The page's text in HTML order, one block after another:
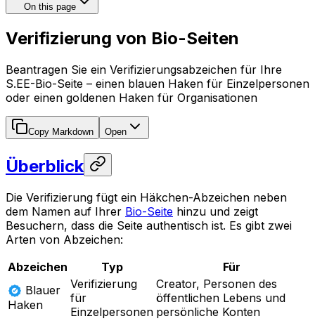
On this page
Verifizierung von Bio-Seiten
Beantragen Sie ein Verifizierungsabzeichen für Ihre
S.EE-Bio-Seite – einen blauen Haken für Einzelpersonen
oder einen goldenen Haken für Organisationen
Copy Markdown Open
Überblick
Die Verifizierung fügt ein Häkchen-Abzeichen neben
dem Namen auf Ihrer Bio-Seite hinzu und zeigt
Besuchern, dass die Seite authentisch ist. Es gibt zwei
Arten von Abzeichen:
Abzeichen
Typ
Für
Blauer
Haken
Verifizierung
für
Einzelpersonen
Creator, Personen des
öffentlichen Lebens und
persönliche Konten